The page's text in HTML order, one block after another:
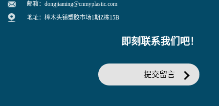
邮箱： dongjiaming@cnmyplastic.com
地址：樟木头镇塑胶市场1期Z栋15B
即刻联系我们吧！
提交留言